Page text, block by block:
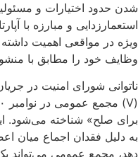
شدن حدود اختیارات و
استعمارزدایی و مبارزه با
‌ویژه در مواقعی اهمیت
وظایف خود را مطابق با
برای صلح» شناخته می‌شود.
به دلیل فقدان اجماع میان
دهد، مجمع عمومی می‌تواند